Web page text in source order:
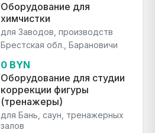
Оборудование для
химчистки
для Заводов, производств
Брестская обл., Барановичи
0 BYN
Оборудование для студии
коррекции фигуры
(тренажеры)
для Бань, саун, тренажерных
залов